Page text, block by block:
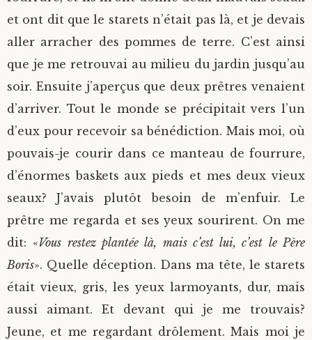
et ont dit que le starets n’était pas là, et je devais
aller arracher des pommes de terre. C’est ainsi
que je me retrouvai au milieu du jardin jusqu’au
soir. Ensuite j’aperçus que deux prêtres venaient
d’arriver. Tout le monde se précipitait vers l’un
d’eux pour recevoir sa bénédiction. Mais moi, où
pouvais-je courir dans ce manteau de fourrure,
d’énormes baskets aux pieds et mes deux vieux
seaux? J’avais plutôt besoin de m’enfuir. Le
prêtre me regarda et ses yeux sourirent. On me
dit: «Vous restez plantée là, mais c’est lui, c’est le Père
Boris». Quelle déception. Dans ma tête, le starets
était vieux, gris, les yeux larmoyants, dur, mais
aussi aimant. Et devant qui je me trouvais?
Jeune, et me regardant drôlement. Mais moi je